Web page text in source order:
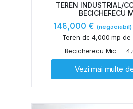
TEREN INDUSTRIAL/
BECICHERECU
148,000 € (negociabil)
Teren de 4,000 mp de
Becicherecu Mic
Vezi mai multe